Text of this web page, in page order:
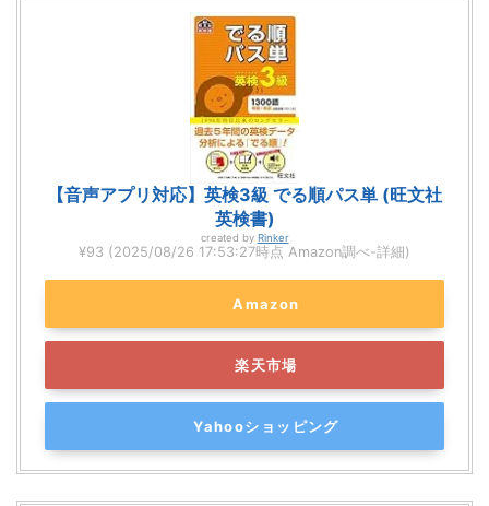
【音声アプリ対応】英検3級 でる順パス単 (旺文社
英検書)
created by Rinker
¥93 (2025/08/26 17:53:27時点 Amazon調べ-詳細)
Amazon
楽天市場
Yahooショッピング